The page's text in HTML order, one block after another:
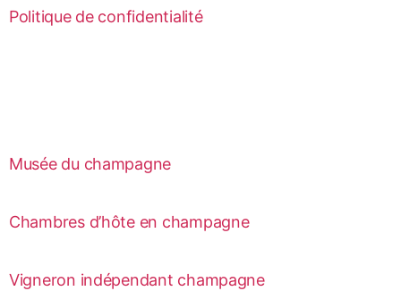
Politique de confidentialité
Musée du champagne
Chambres d’hôte en champagne
Vigneron indépendant champagne